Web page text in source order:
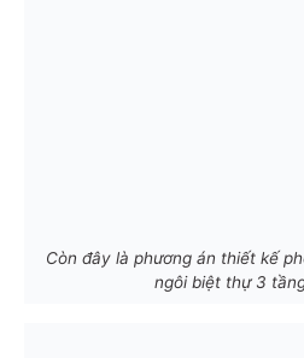
Còn đây là phương án thiết kế
ngôi biệt thự 3